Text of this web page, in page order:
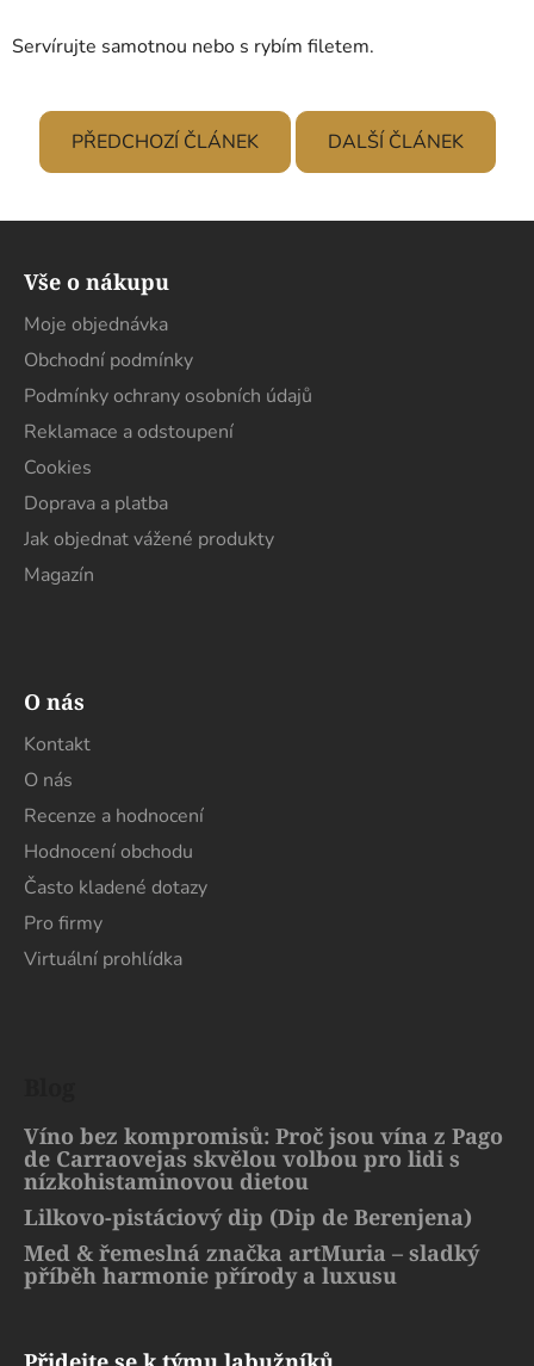
Servírujte samotnou nebo s rybím filetem.
PŘEDCHOZÍ ČLÁNEK DALŠÍ ČLÁNEK
Z
Vše o nákupu
Moje objednávka
Obchodní podmínky
Podmínky ochrany osobních údajů
Reklamace a odstoupení
Cookies
Doprava a platba
Jak objednat vážené produkty
Magazín
O nás
Kontakt
O nás
Recenze a hodnocení
Hodnocení obchodu
Často kladené dotazy
Pro firmy
Virtuální prohlídka
Víno bez kompromisů: Proč jsou vína z Pago
de Carraovejas skvělou volbou pro lidi s
nízkohistaminovou dietou
Lilkovo-pistáciový dip (Dip de Berenjena)
Med & řemeslná značka artMuria – sladký
příběh harmonie přírody a luxusu